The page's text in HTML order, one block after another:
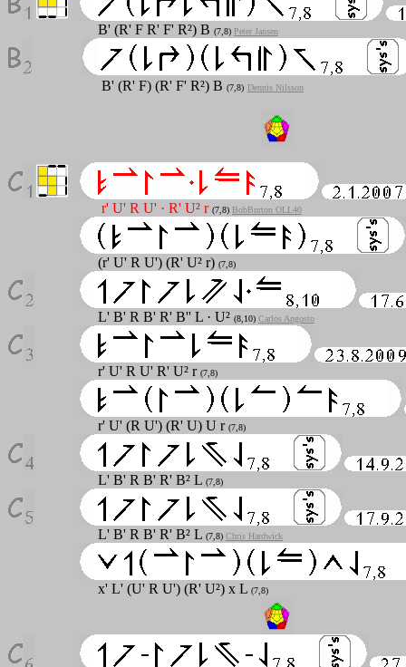
B' (R' F R' F' R²) B (7,8) Peter Jansen
B' (R' F) (R' F' R²) B (7,8) Dennis Nilsson
r' U' R U' · R' U² r (7,8) BobBurton OLL40
(r' U' R U') (R' U² r) (7,8)
L' B' R B' R' B'' L · U² (8,10) Carlos Angosto
r' U' R U' R' U² r (7,8)
r' U' (R U') (R' U) U r (7,8)
L' B' R B' R' B² L (7,8)
L' B' R B' R' B² L (7,8) Chris Hardwick
x' L' (U' R U') (R' U²) x L (7,8)